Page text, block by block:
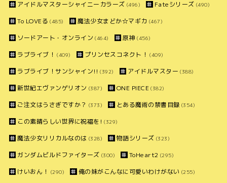
アイドルマスターシャイニーカラーズ (496) Fateシリーズ (490)
To LOVEる (485) 魔法少女まどか☆マギカ (467)
ソードアート・オンライン (464) 原神 (456)
ラブライブ！ (409) プリンセスコネクト！ (409)
ラブライブ！サンシャイン!! (392) アイドルマスター (388)
新世紀エヴァンゲリオン (387) ONE PIECE (382)
ご注文はうさぎですか？ (373) とある魔術の禁書目録 (354)
この素晴らしい世界に祝福を! (329)
魔法少女リリカルなのは (328) 物語シリーズ (323)
ガンダムビルドファイターズ (300) ToHeart2 (295)
けいおん！ (290) 俺の妹がこんなに可愛いわけがない (255)